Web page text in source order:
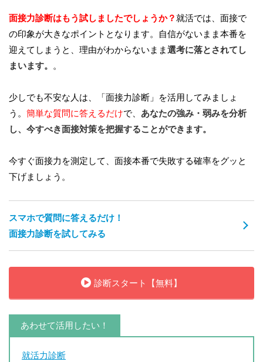
面接力診断はもう試しましたでしょうか？就活では、面接で
の印象が大きなポイントとなります。自信がないまま本番を
迎えてしまうと、理由がわからないまま選考に落とされてし
まいます。 。
少しでも不安な人は、「面接力診断」を活用してみましょ
う。 簡単な質問に答えるだけで、 あなたの強み・弱みを分析
し、今すべき面接対策を把握することができます。
今すぐ面接力を測定して、面接本番で失敗する確率をグッと
下げましょう。
スマホで質問に答えるだけ！
面接力診断を試してみる
診断スタート【無料】
あわせて活用したい！
就活力診断